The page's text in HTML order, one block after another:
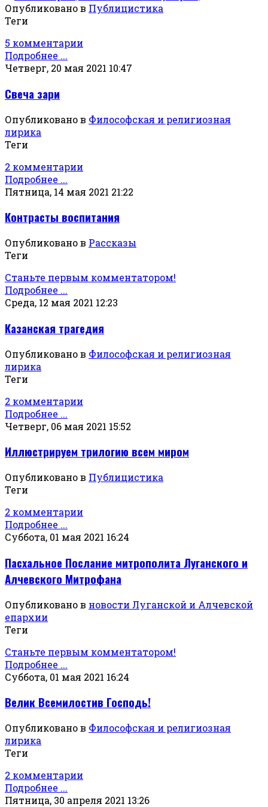
Опубликовано в Публицистика
Теги
5 комментарии
Подробнее ...
Четверг, 20 мая 2021 10:47
Свеча зари
Опубликовано в Философская и религиозная
лирика
Теги
2 комментарии
Подробнее ...
Пятница, 14 мая 2021 21:22
Контрасты воспитания
Опубликовано в Рассказы
Теги
Станьте первым комментатором!
Подробнее ...
Среда, 12 мая 2021 12:23
Казанская трагедия
Опубликовано в Философская и религиозная
лирика
Теги
2 комментарии
Подробнее ...
Четверг, 06 мая 2021 15:52
Иллюстрируем трилогию всем миром
Опубликовано в Публицистика
Теги
2 комментарии
Подробнее ...
Суббота, 01 мая 2021 16:24
Пасхальное Послание митрополита Луганского и
Алчевского Митрофана
Опубликовано в новости Луганской и Алчевской
епархии
Теги
Станьте первым комментатором!
Подробнее ...
Суббота, 01 мая 2021 16:24
Велик Всемилостив Господь!
Опубликовано в Философская и религиозная
лирика
Теги
2 комментарии
Подробнее ...
Пятница, 30 апреля 2021 13:26